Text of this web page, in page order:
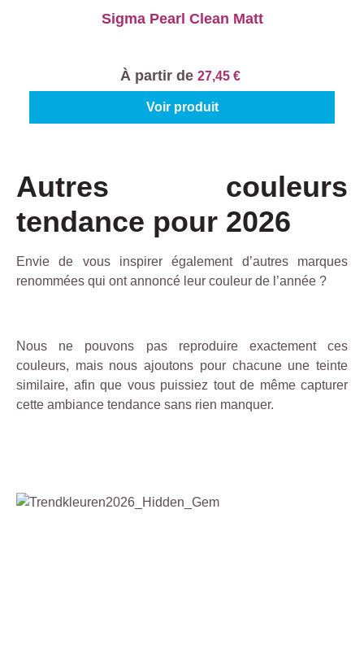
Sigma Pearl Clean Matt
À partir de 27,45 €
Voir produit
Autres couleurs
tendance pour 2026
Envie de vous inspirer également d’autres marques
renommées qui ont annoncé leur couleur de l’année ?
Nous ne pouvons pas reproduire exactement ces
couleurs, mais nous ajoutons pour chacune une teinte
similaire, afin que vous puissiez tout de même capturer
cette ambiance tendance sans rien manquer.